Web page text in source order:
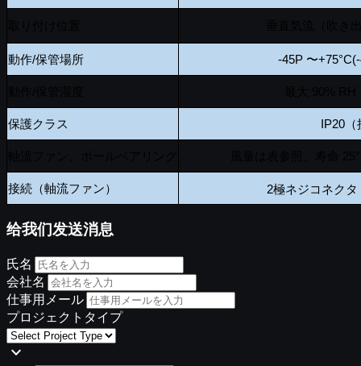
動作/保管場所 -45P 〜
保護クラス IP20
接続（軸流ファン） 2極ネジコネクタ
给我们发送消息
氏名
会社名
仕事用メール
プロジェクトタイプ
expand_more